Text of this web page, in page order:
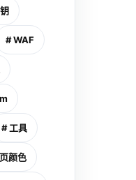
# WAF
# 工具
颜色